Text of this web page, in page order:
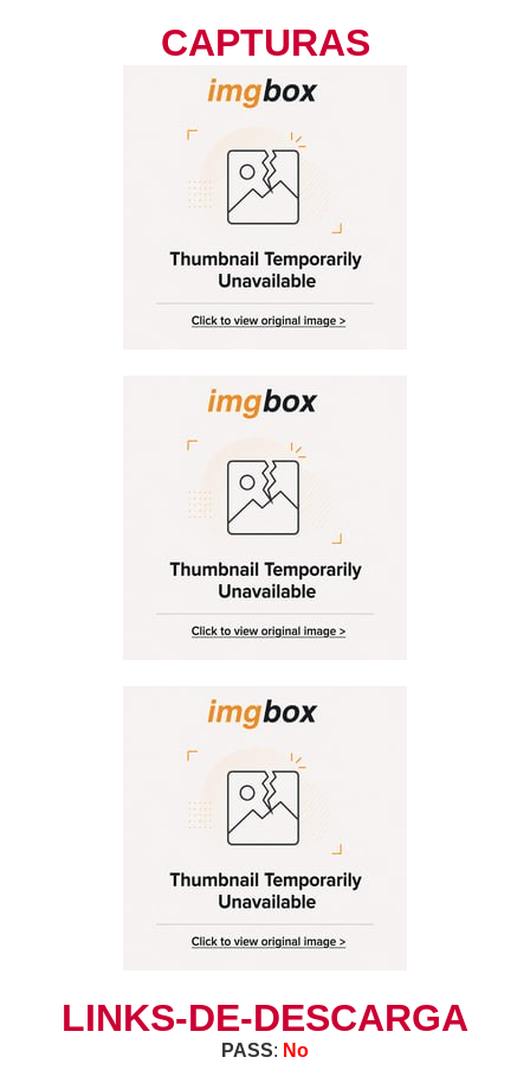
CAPTURAS
LINKS-DE-DESCARGA
PASS: No